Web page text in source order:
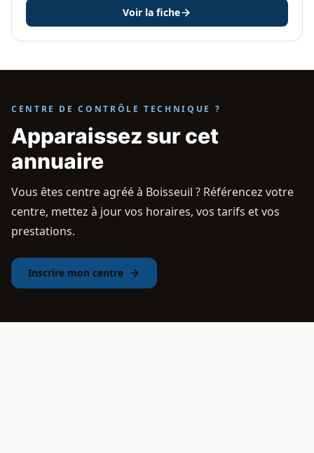
Voir la fiche
CENTRE DE CONTRÔLE TECHNIQUE ?
Apparaissez sur cet
annuaire
Vous êtes centre agréé à Boisseuil ? Référencez votre
centre, mettez à jour vos horaires, vos tarifs et vos
prestations.
Inscrire mon centre